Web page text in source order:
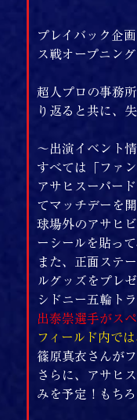
プレイバック企
ス戦オープニン
超人プロの事務
り返ると共に、
～出演イベント
すべては「ファ
アサヒスーパー
てマッチデーを開
球場外のアサヒ
ーシールを貼っ
また、正面ステ
ルグッズをプレ
シドニー五輪ト
出泰崇選手がス
フィールド内で
篠原真衣さんが
さらに、アサヒ
みを予定！もち